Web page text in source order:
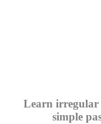
Learn irregular
simple